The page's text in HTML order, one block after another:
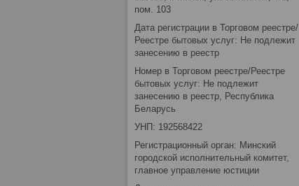
пом. 103
Дата регистрации в Торговом реестре/
Реестре бытовых услуг: Не подлежит
занесению в реестр
Номер в Торговом реестре/Реестре
бытовых услуг: Не подлежит
занесению в реестр, Республика
Беларусь
УНП: 192568422
Регистрационный орган: Минский
городской исполнительный комитет,
главное управление юстиции